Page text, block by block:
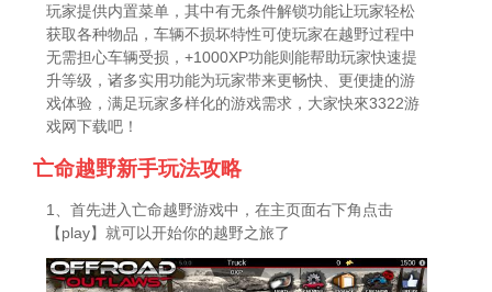
玩家提供内置菜单，其中有无条件解锁功能让玩家轻松
获取各种物品，车辆不损坏特性可使玩家在越野过程中
无需担心车辆受损，+1000XP功能则能帮助玩家快速提
升等级，诸多实用功能为玩家带来更畅快、更便捷的游
戏体验，满足玩家多样化的游戏需求，大家快來3322游
戏网下载吧！
亡命越野新手玩法攻略
1、首先进入亡命越野游戏中，在主页面右下角点击
【play】就可以开始你的越野之旅了